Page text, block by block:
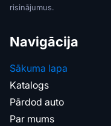
risinājumus.
Navigācija
Sākuma lapa
Katalogs
Pārdod auto
Par mums